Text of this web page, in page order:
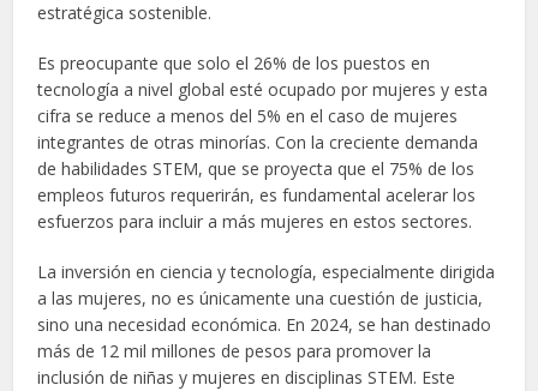
estratégica sostenible.
Es preocupante que solo el 26% de los puestos en
tecnología a nivel global esté ocupado por mujeres y esta
cifra se reduce a menos del 5% en el caso de mujeres
integrantes de otras minorías. Con la creciente demanda
de habilidades STEM, que se proyecta que el 75% de los
empleos futuros requerirán, es fundamental acelerar los
esfuerzos para incluir a más mujeres en estos sectores.
La inversión en ciencia y tecnología, especialmente dirigida
a las mujeres, no es únicamente una cuestión de justicia,
sino una necesidad económica. En 2024, se han destinado
más de 12 mil millones de pesos para promover la
inclusión de niñas y mujeres en disciplinas STEM. Este